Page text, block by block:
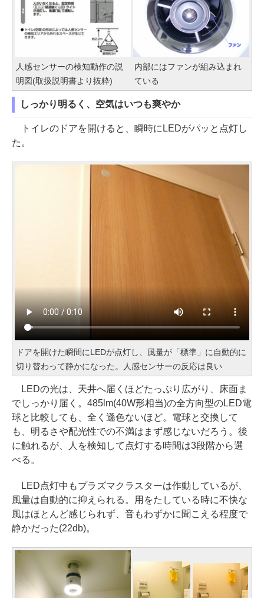
人感センサーの検知動作の説
明図(取扱説明書より抜粋)
内部にはファンが組み込まれ
ている
しっかり明るく、空気はいつも爽やか
トイレのドアを開けると、瞬時にLEDがパッと点灯し
た。
ドアを開けた瞬間にLEDが点灯し、風量が「標準」に自動的に
切り替わって静かになった。人感センサーの反応は良い
LEDの光は、天井へ届くほどたっぷり広がり、床面ま
でしっかり届く。485lm(40W形相当)の全方向型のLED電
球と比較しても、全く遜色ないほど。電球と交換して
も、明るさや配光性での不満はまず感じないだろう。後
に触れるが、人を検知して点灯する時間は3段階から選
べる。
LED点灯中もプラズマクラスターは作動しているが、
風量は自動的に抑えられる。用をたしている時に不快な
風はほとんど感じられず、音もわずかに聞こえる程度で
静かだった(22db)。